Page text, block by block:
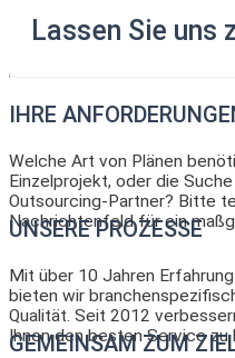
Lassen Sie
IHRE
Welche Art von Plänen
Einzelprojekt, oder die
Outsourcing-Partner? Bitte
Nachrichtenfeld für ein
UNSERE PROZESSE
Mit über 10 Jahren
bieten wir
Qualität. Seit 2012
Ihnen den besten Service zu
GEMEINSAM ZUM